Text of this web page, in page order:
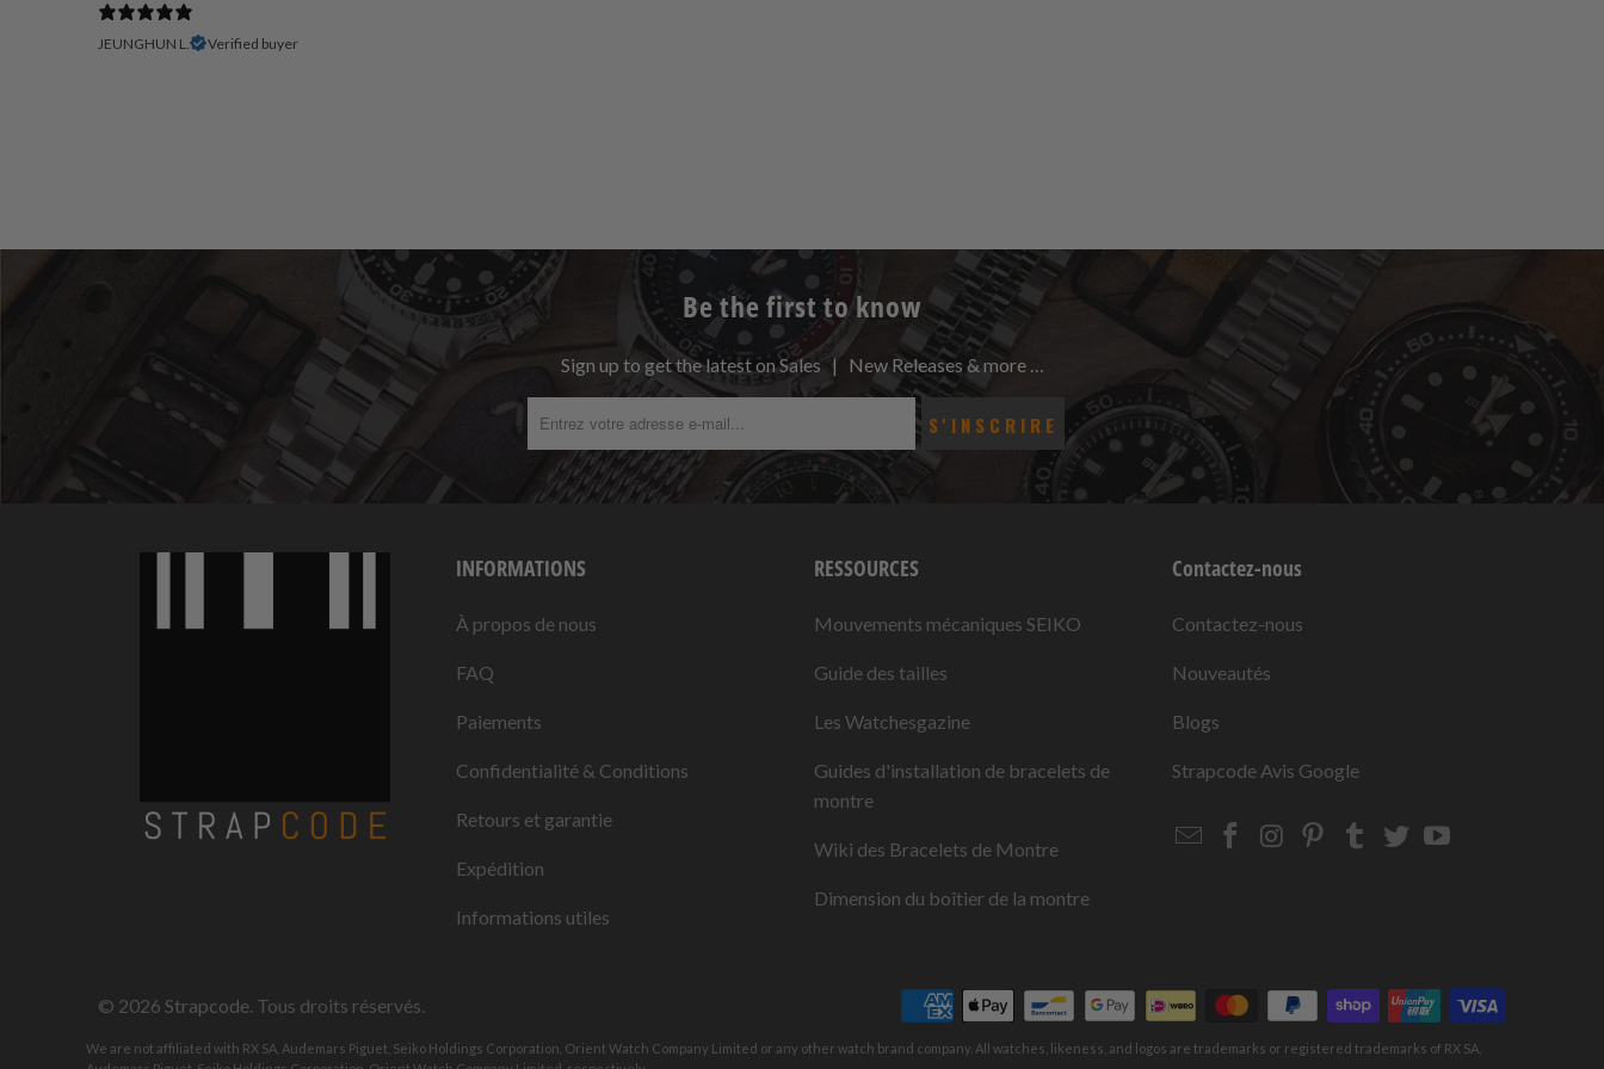
JEUNGHUN L. Verified buyer
Be the first to know
Sign up to get the latest on Sales | New Releases & more …
INFORMATIONS
À propos de nous
FAQ
Paiements
Confidentialité & Conditions
Retours et garantie
Expédition
Informations utiles
RESSOURCES
Mouvements mécaniques SEIKO
Guide des tailles
Les Watchesgazine
Guides d'installation de bracelets de
montre
Wiki des Bracelets de Montre
Dimension du boîtier de la montre
Contactez-nous
Contactez-nous
Nouveautés
Blogs
Strapcode Avis Google
EmailStrapcode
Strapcode
Strapcode
Strapcode
Strapcode
© 2026 Strapcode . Tous droits réservés.
We are not affiliated with RX SA, Audemars Piguet, Seiko Holdings Corporation, Orient Watch Company Limited or any other watch brand company. All watches, likeness, and logos are trademarks or registered trademarks of RX SA,